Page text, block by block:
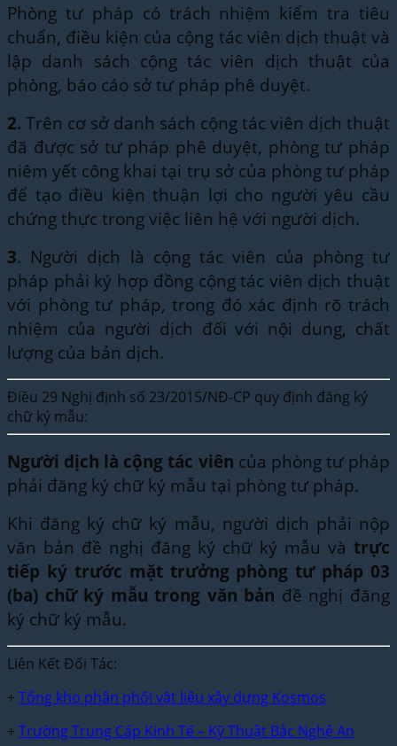
Phòng tư pháp có trách nhiệm kiểm tra tiêu
chuẩn, điều kiện của cộng tác viên dịch thuật và
lập danh sách cộng tác viên dịch thuật của
phòng, báo cáo sở tư pháp phê duyệt.
2. Trên cơ sở danh sách cộng tác viên dịch thuật
đã được sở tư pháp phê duyệt, phòng tư pháp
niêm yết công khai tại trụ sở của phòng tư pháp
để tạo điều kiện thuận lợi cho người yêu cầu
chứng thực trong việc liên hệ với người dịch.
3. Người dịch là cộng tác viên của phòng tư
pháp phải ký hợp đồng cộng tác viên dịch thuật
với phòng tư pháp, trong đó xác định rõ trách
nhiệm của người dịch đối với nội dung, chất
lượng của bản dịch.
Điều 29 Nghị định số 23/2015/NĐ-CP quy định đăng ký
chữ ký mẫu:
Người dịch là cộng tác viên của phòng tư pháp
phải đăng ký chữ ký mẫu tại phòng tư pháp.
Khi đăng ký chữ ký mẫu, người dịch phải nộp
văn bản đề nghị đăng ký chữ ký mẫu và trực
tiếp ký trước mặt trưởng phòng tư pháp 03
(ba) chữ ký mẫu trong văn bản đề nghị đăng
ký chữ ký mẫu.
Liên Kết Đối Tác:
+ Tổng kho phân phối vật liệu xây dựng Kosmos
+ Trường Trung Cấp Kinh Tế – Kỹ Thuật Bắc Nghệ An